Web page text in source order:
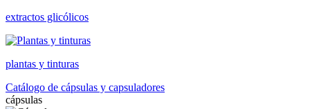
extractos glicólicos
plantas y tinturas
Catálogo de cápsulas y capsuladores
cápsulas